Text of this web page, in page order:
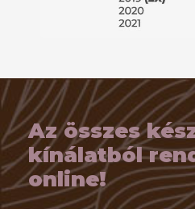
Az összes
kínálatból
online!